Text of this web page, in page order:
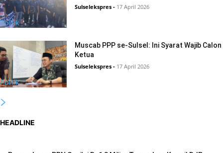
Politik
Sulselekspres - 17 April 2026
Politik
Muscab PPP se-Sulsel: Ini Syarat Wajib Calon
Ketua
Sulselekspres - 17 April 2026
HEADLINE